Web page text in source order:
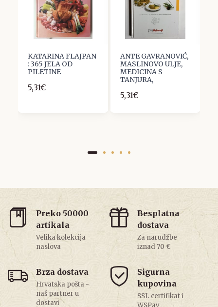
KATARINA FLAJPAN
: 365 JELA OD
PILETINE
5,31€
ANTE GAVRANOVIĆ,
MASLINOVO ULJE,
MEDICINA S
TANJURA,
5,31€
Preko 50000
artikala
Velika kolekcija
naslova
Besplatna
dostava
Za narudžbe
iznad 70 €
Brza dostava
Hrvatska pošta -
naš partner u
dostavi
Sigurna
kupovina
SSL certifikat i
WSPay